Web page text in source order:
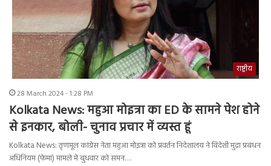
राष्ट्रीय
28 March 2024 - 1:28 PM
Kolkata News: महुआ मोइत्रा का ED के सामने पेश होने
से इनकार, बोली- चुनाव प्रचार में व्यस्त हूं
Kolkata News: तृणमूल कांग्रेस नेता महुआ मोइत्रा को प्रवर्तन निदेशालय ने विदेशी मुद्रा प्रबंधन
अधिनियम (फेमा) मामले में बुधवार को समन…